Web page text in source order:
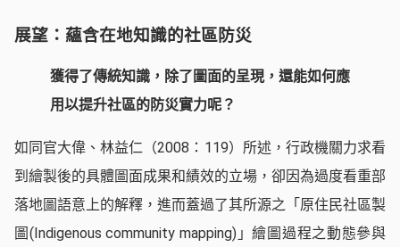
展望：蘊含在地知識的社區防災
獲得了傳統知識，除了圖面的呈現，還能如何應
用以提升社區的防災實力呢？
如同官大偉、林益仁（2008：119）所述，行政機關力求看
到繪製後的具體圖面成果和績效的立場，卻因為過度看重部
落地圖語意上的解釋，進而蓋過了其所源之「原住民社區製
圖(Indigenous community mapping)」繪圖過程之動態參與